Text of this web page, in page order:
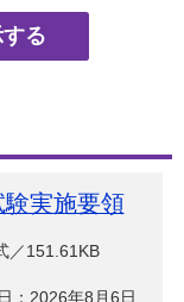
験実施要領
／151.61KB
：2026年8月6日